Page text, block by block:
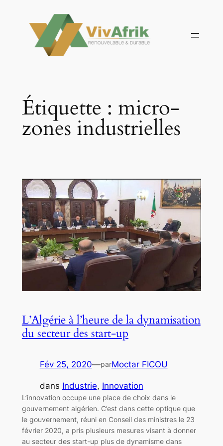
contenu
Étiquette : micro-
zones industrielles
L’Algérie à l’heure de la dynamisation
du secteur des start-up
Fév 25, 2020—parMoctar FICOU
dans Industrie, Innovation
L’innovation occupe une place de choix dans le
gouvernement algérien. C’est dans cette optique que
le gouvernement, réuni en Conseil des ministres le 23
février 2020, a pris plusieurs mesures visant à donner
au secteur des start-up plus de dynamisme dans